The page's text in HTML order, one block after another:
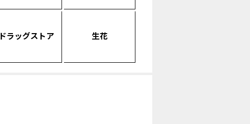
ドラッグストア 生花